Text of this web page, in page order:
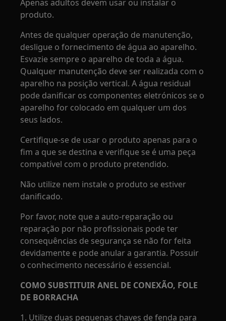
Apenas adultos devem usar ou instalar o
produto.
Antes de qualquer operação de manutenção,
desligue o fornecimento de água ao aparelho.
Esvazie sempre o aparelho de toda a água.
Qualquer manutenção deve ser realizada com o
aparelho na posição vertical. A água residual
pode danificar os componentes eletrónicos se o
aparelho for colocado em qualquer um dos
seus lados.
Certifique-se de usar o produto apenas para o
fim a que se destina e verifique se é uma peça
compatível com o produto pretendido.
Não utilize nem instale o produto se estiver
danificado.
Por favor, note que a auto-reparação ou
reparação por não profissionais pode ter
consequências de segurança se não for feita
devidamente e pode anular a garantia. Possuir
o conhecimento necessário é essencial.
COMO SUBSTITUIR ANEL DE CONEXÃO, FOLE
DE BORRACHA
1. Utilize duas pequenas chaves de fenda para